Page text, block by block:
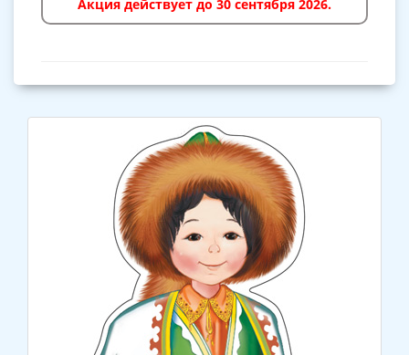
Акция действует до 30 сентября 2026.